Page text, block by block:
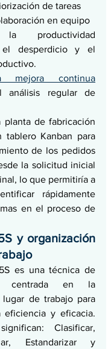
de tareas
en equipo
la productividad
el desperdicio y el
mejora continua
análisis regular de
planta de fabricación
tablero Kanban para
de los pedidos
la solicitud inicial
lo que permitiría a
rápidamente
en el proceso de
y organización
es una técnica de
centrada en la
de trabajo para
eficiencia y eficacia.
Clasificar,
Estandarizar y